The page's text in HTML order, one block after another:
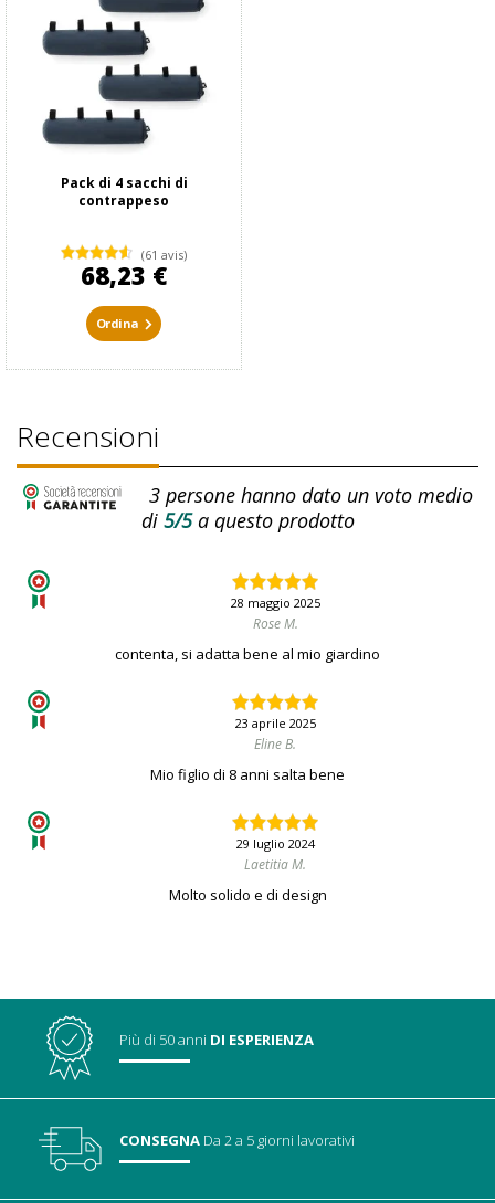
Pack di 4 sacchi di
contrappeso
(61 avis)
68,23 €
Ordina
Recensioni
3persone hanno dato un voto medio
di5/5a questo prodotto
28 maggio 2025
Rose M.
contenta, si adatta bene al mio giardino
23 aprile 2025
Eline B.
Mio figlio di 8 anni salta bene
29 luglio 2024
Laetitia M.
Molto solido e di design
Più di 50 anni DI ESPERIENZA
CONSEGNA Da 2 a 5 giorni lavorativi